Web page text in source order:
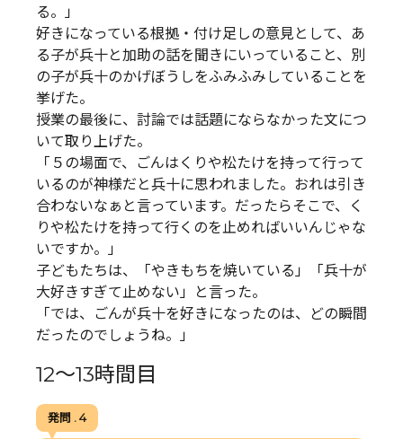
る。」
好きになっている根拠・付け足しの意見として、あ
る子が兵十と加助の話を聞きにいっていること、別
の子が兵十のかげぼうしをふみふみしていることを
挙げた。
授業の最後に、討論では話題にならなかった文につ
いて取り上げた。
「５の場面で、ごんはくりや松たけを持って行って
いるのが神様だと兵十に思われました。おれは引き
合わないなぁと言っています。だったらそこで、く
りや松たけを持って行くのを止めればいいんじゃな
いですか。」
子どもたちは、「やきもちを焼いている」「兵十が
大好きすぎて止めない」と言った。
「では、ごんが兵十を好きになったのは、どの瞬間
だったのでしょうね。」
12～13時間目
発問 . 4